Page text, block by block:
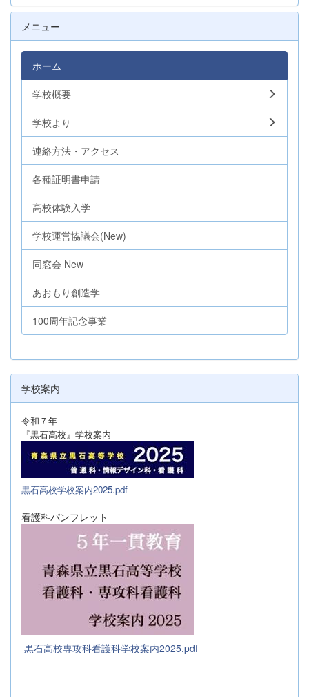
メニュー
ホーム
学校概要
学校より
連絡方法・アクセス
各種証明書申請
高校体験入学
学校運営協議会(New)
同窓会 New
あおもり創造学
100周年記念事業
学校案内
令和７年
『黒石高校』学校案内
黒石高校学校案内2025.pdf
看護科パンフレット
黒石高校専攻科看護科学校案内2025.pdf